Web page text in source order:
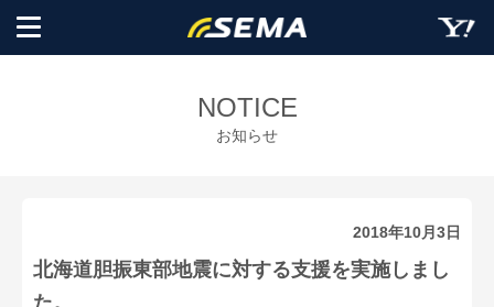
NOTICE
お知らせ
北海道胆振東部地震に対する支援を実施しまし
た。
2018年10月3日